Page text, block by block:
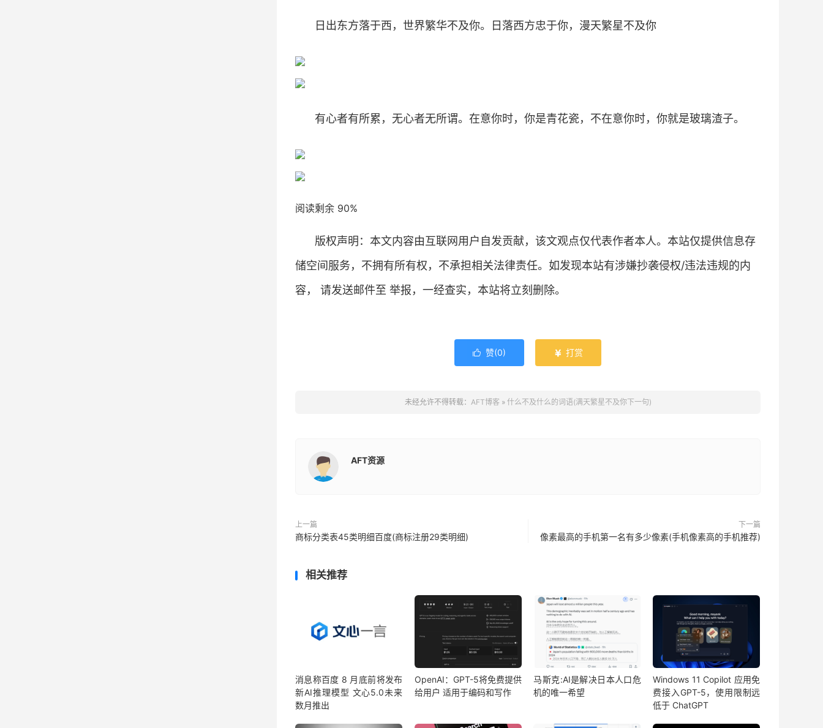
日出东方落于西，世界繁华不及你。日落西方忠于你，漫天繁星不及你
有心者有所累，无心者无所谓。在意你时，你是青花瓷，不在意你时，你就是玻璃渣子。
阅读剩余 90%
版权声明：本文内容由互联网用户自发贡献，该文观点仅代表作者本人。本站仅提供信息存
储空间服务，不拥有所有权，不承担相关法律责任。如发现本站有涉嫌抄袭侵权/违法违规的内
容， 请发送邮件至 举报，一经查实，本站将立刻删除。
 赞(0)  打赏
未经允许不得转载： AFT博客 » 什么不及什么的词语(满天繁星不及你下一句)
AFT资源
上一篇
商标分类表45类明细百度(商标注册29类明细)
下一篇
像素最高的手机第一名有多少像素(手机像素高的手机推荐)
相关推荐
消息称百度 8 月底前将发布
新AI推理模型 文心5.0未来
数月推出
OpenAI：GPT-5将免费提供
给用户 适用于编码和写作
马斯克:AI是解决日本人口危
机的唯一希望
Windows 11 Copilot 应用免
费接入GPT-5，使用限制远
低于 ChatGPT